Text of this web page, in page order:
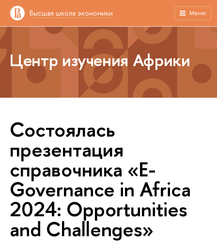
Высшая школа экономики Меню
Центр изучения Африки
Состоялась
презентация
справочника «E-
Governance in Africa
2024: Opportunities
and Challenges»